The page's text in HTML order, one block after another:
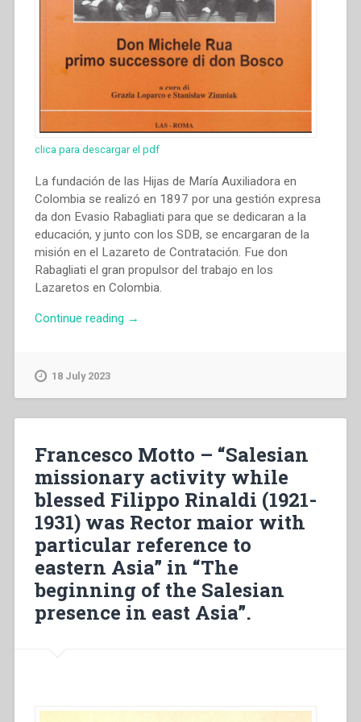
clica para descargar el pdf
La fundación de las Hijas de María Auxiliadora en
Colombia se realizó en 1897 por una gestión expresa
da don Evasio Rabagliati para que se dedicaran a la
educación, y junto con los SDB, se encargaran de la
misión en el Lazareto de Contratación. Fue don
Rabagliati el gran propulsor del trabajo en los
Lazaretos en Colombia.
Continue reading “Vilma
Hijas
de
María
Auxiliadora
en
Colombia
durante
el
rectorado
de
1910)”,
→
18 July 2023
Francesco Motto – “Salesian
missionary activity while
blessed Filippo Rinaldi (1921-
1931) was Rector maior with
particular reference to
eastern Asia” in “The
beginning of the Salesian
presence in east Asia”.